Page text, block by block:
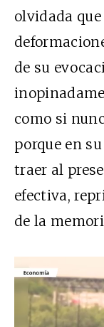
olvidada
de su
como si
porque en
traer al
efectiva,
de la